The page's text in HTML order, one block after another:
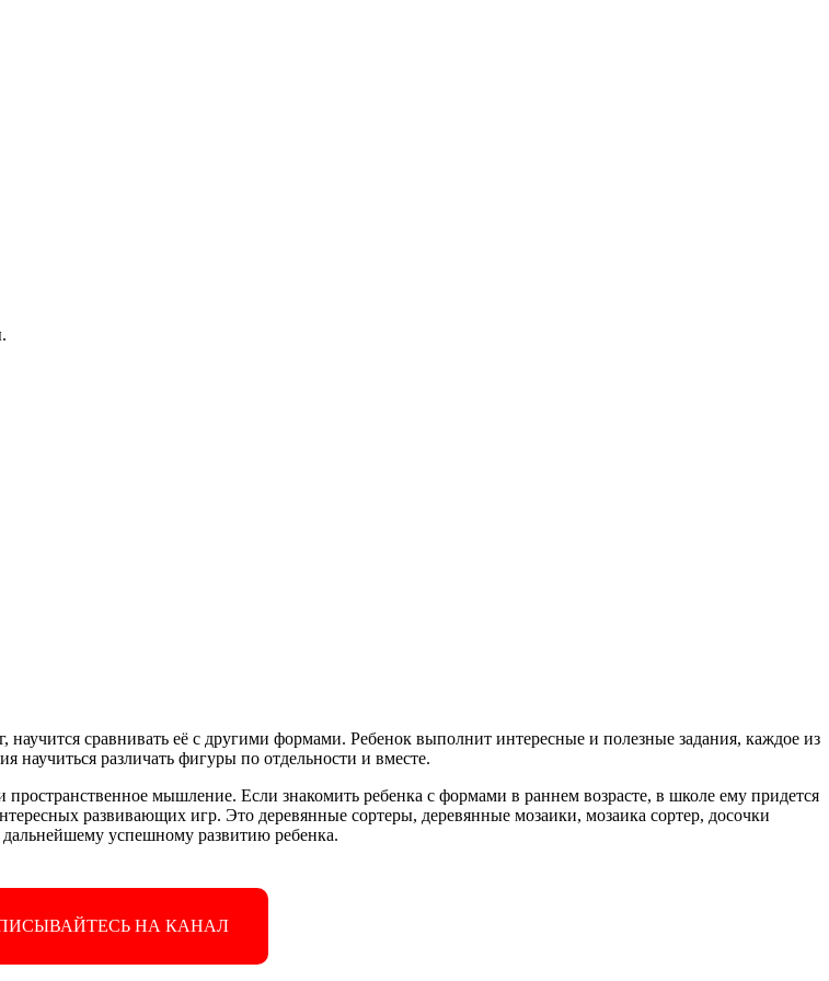
сравнивать её с другими формами. Ребенок выполнит интересные и полезные задания, каждое из
различать фигуры по отдельности и вместе.
мышление. Если знакомить ребенка с формами в раннем возрасте, в школе ему придется
развивающих игр. Это деревянные сортеры, деревянные мозаики, мозаика сортер, досочки
дальнейшему успешному развитию ребенка.
НА КАНАЛ